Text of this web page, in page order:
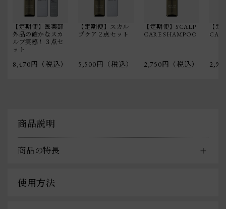
【定期便】医薬部
外品の確かなスカ
ルプ実感！３点セ
ット
8,470円（税込）
【定期便】スカル
プケア２点セット
5,500円（税込）
【定期便】SCALP
CARE SHAMPOO
2,750円（税込）
【
商品説明
商品の特長
使用方法